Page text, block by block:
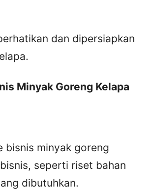
dan dipersiapkan
Minyak Goreng Kelapa
bisnis minyak goreng
seperti riset bahan
dibutuhkan.